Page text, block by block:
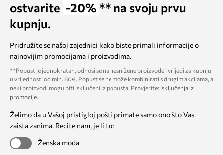
ostvarite -20% ** na svoju prvu
kupnju.
Pridružite se našoj zajednici kako biste primali informacije o
najnovijim promocijama i proizvodima.
**Popust je jednokratan, odnosi se na nesnižene proizvode i vrijedi za kupnju
u vrijednosti od min. 80€. Popust se ne može kombinirati s drugim akcijama, a
neki proizvodi mogu biti isključeni iz popusta. Provjerite: isključenja iz
promocije.
Želimo da u Vašoj pristigloj pošti primate samo ono što Vas
zaista zanima. Recite nam, je li to:
Ženska moda